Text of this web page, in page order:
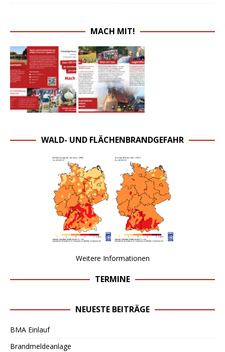
MACH MIT!
WALD- UND FLÄCHENBRANDGEFAHR
Weitere Informationen
TERMINE
NEUESTE BEITRÄGE
BMA Einlauf
Brandmeldeanlage